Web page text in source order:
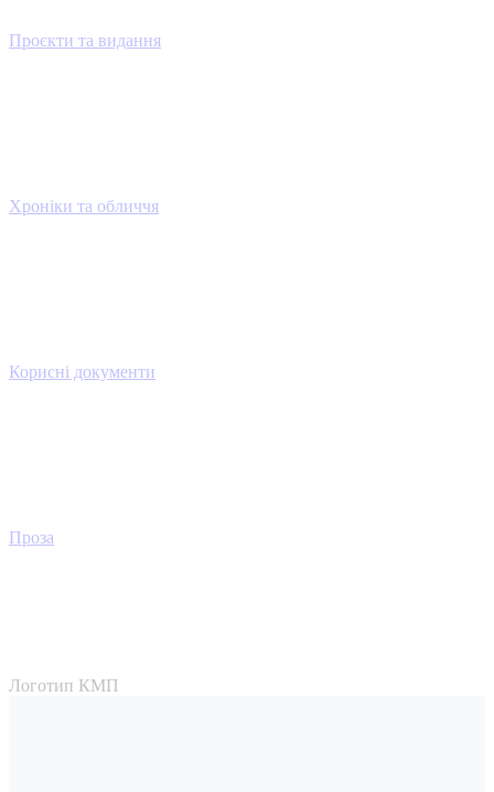
Проєкти та видання
Хроніки та обличчя
Корисні документи
Проза
Логотип КМП